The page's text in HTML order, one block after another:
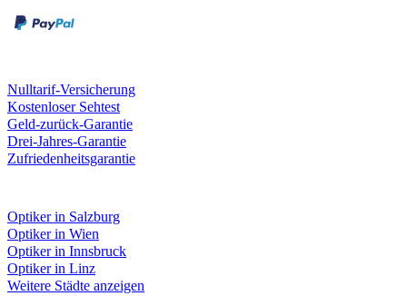
Nulltarif-Versicherung
Kostenloser Sehtest
Geld-zurück-Garantie
Drei-Jahres-Garantie
Zufriedenheitsgarantie
Optiker in Salzburg
Optiker in Wien
Optiker in Innsbruck
Optiker in Linz
Weitere Städte anzeigen